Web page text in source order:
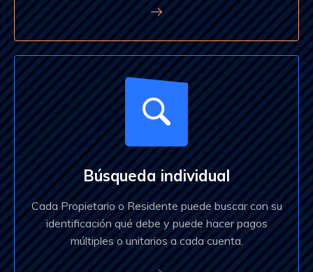
Búsqueda individual
Cada Propietario o Residente puede buscar con su
identificación qué debe y puede hacer pagos
múltiples o unitarios a cada cuenta.